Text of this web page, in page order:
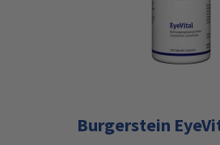
Burgerstein